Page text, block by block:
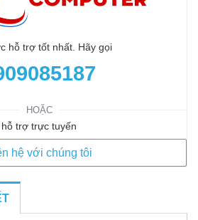
hỗ trợ tốt nhất. Hãy gọi
HOẶC
hỗ trợ trực tuyến
hệ với chúng tôi